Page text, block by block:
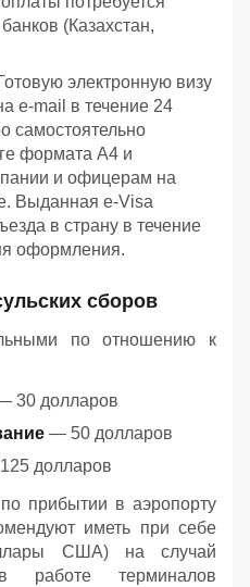
(Казахстан,
электронную визу
e-mail в течение 24
самостоятельно
формата А4 и
и офицерам на
Выданная e-Visa
в страну в течение
оформления.
сборов
по отношению к
30 долларов
— 50 долларов
долларов
прибытии в аэропорту
иметь при себе
США) на случай
работе терминалов